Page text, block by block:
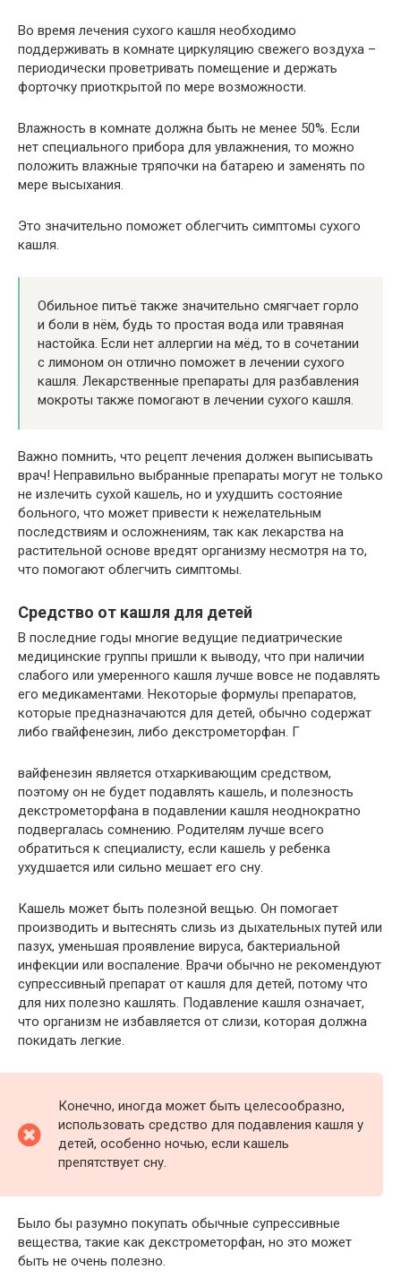
Во время лечения сухого кашля необходимо
поддерживать в комнате циркуляцию свежего воздуха –
периодически проветривать помещение и держать
форточку приоткрытой по мере возможности.
Влажность в комнате должна быть не менее 50%. Если
нет специального прибора для увлажнения, то можно
положить влажные тряпочки на батарею и заменять по
мере высыхания.
Это значительно поможет облегчить симптомы сухого
кашля.
Обильное питьё также значительно смягчает горло
и боли в нём, будь то простая вода или травяная
настойка. Если нет аллергии на мёд, то в сочетании
с лимоном он отлично поможет в лечении сухого
кашля. Лекарственные препараты для разбавления
мокроты также помогают в лечении сухого кашля.
Важно помнить, что рецепт лечения должен выписывать
врач! Неправильно выбранные препараты могут не только
не излечить сухой кашель, но и ухудшить состояние
больного, что может привести к нежелательным
последствиям и осложнениям, так как лекарства на
растительной основе вредят организму несмотря на то,
что помогают облегчить симптомы.
Средство от кашля для детей
В последние годы многие ведущие педиатрические
медицинские группы пришли к выводу, что при наличии
слабого или умеренного кашля лучше вовсе не подавлять
его медикаментами. Некоторые формулы препаратов,
которые предназначаются для детей, обычно содержат
либо гвайфенезин, либо декстрометорфан. Г
вайфенезин является отхаркивающим средством,
поэтому он не будет подавлять кашель, и полезность
декстрометорфана в подавлении кашля неоднократно
подвергалась сомнению. Родителям лучше всего
обратиться к специалисту, если кашель у ребенка
ухудшается или сильно мешает его сну.
Кашель может быть полезной вещью. Он помогает
производить и вытеснять слизь из дыхательных путей или
пазух, уменьшая проявление вируса, бактериальной
инфекции или воспаление. Врачи обычно не рекомендуют
супрессивный препарат от кашля для детей, потому что
для них полезно кашлять. Подавление кашля означает,
что организм не избавляется от слизи, которая должна
покидать легкие.
Конечно, иногда может быть целесообразно,
использовать средство для подавления кашля у
детей, особенно ночью, если кашель
препятствует сну.
Было бы разумно покупать обычные супрессивные
вещества, такие как декстрометорфан, но это может
быть не очень полезно.